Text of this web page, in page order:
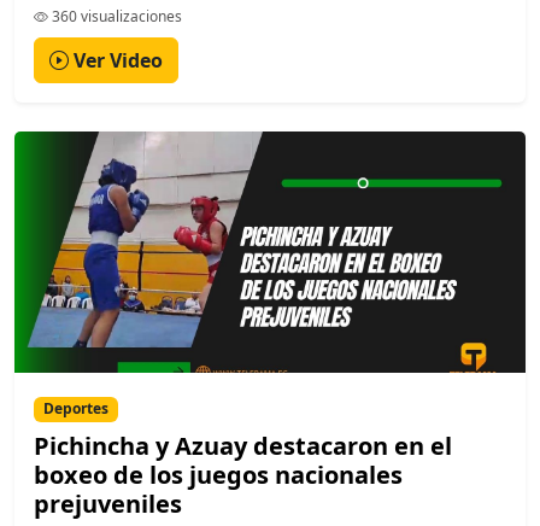
360 visualizaciones
Ver Video
Deportes
Pichincha y Azuay destacaron en el
boxeo de los juegos nacionales
prejuveniles